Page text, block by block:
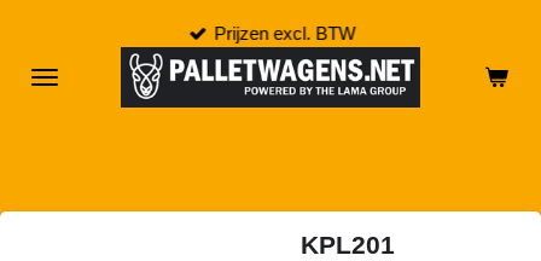
naar
Prijzen excl. BTW
KPL201